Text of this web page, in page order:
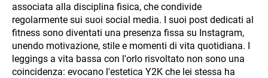
associata alla disciplina fisica, che condivide
regolarmente sui suoi social media. I suoi post dedicati al
fitness sono diventati una presenza fissa su Instagram,
unendo motivazione, stile e momenti di vita quotidiana. I
leggings a vita bassa con l'orlo risvoltato non sono una
coincidenza: evocano l'estetica Y2K che lei stessa ha